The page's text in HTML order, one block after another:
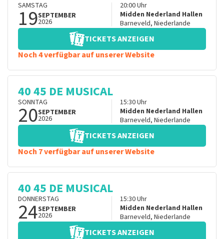
SAMSTAG
19SEPTEMBER
2026
20:00Uhr
Midden Nederland Hallen
Barneveld, Niederlande
TICKETS ANZEIGEN
Noch 4 verfügbar auf unserer Website
40 45 DE MUSICAL
SONNTAG
20SEPTEMBER
2026
15:30Uhr
Midden Nederland Hallen
Barneveld, Niederlande
TICKETS ANZEIGEN
Noch 7 verfügbar auf unserer Website
40 45 DE MUSICAL
DONNERSTAG
24SEPTEMBER
2026
15:30Uhr
Midden Nederland Hallen
Barneveld, Niederlande
TICKETS ANZEIGEN